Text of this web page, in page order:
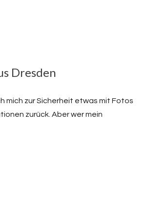
Dresden
mich zur Sicherheit etwas mit Fotos
zurück. Aber wer mein